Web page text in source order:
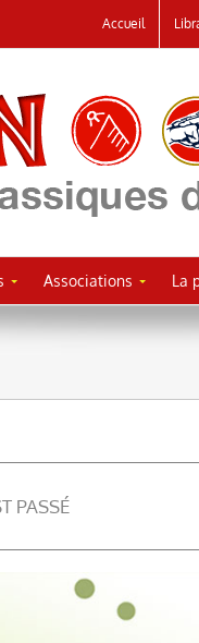
Accueil
Associations La
PASSÉ